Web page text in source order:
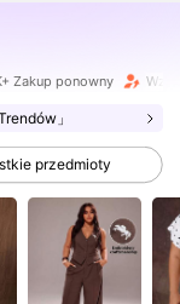
Zakup ponowny
」
przedmioty